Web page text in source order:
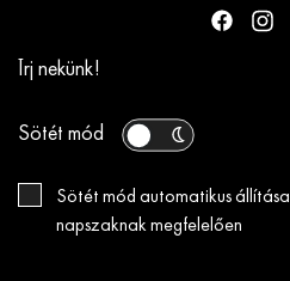
Írj nekünk!
Sötét mód
Sötét mód automatikus állítása
napszaknak megfelelően